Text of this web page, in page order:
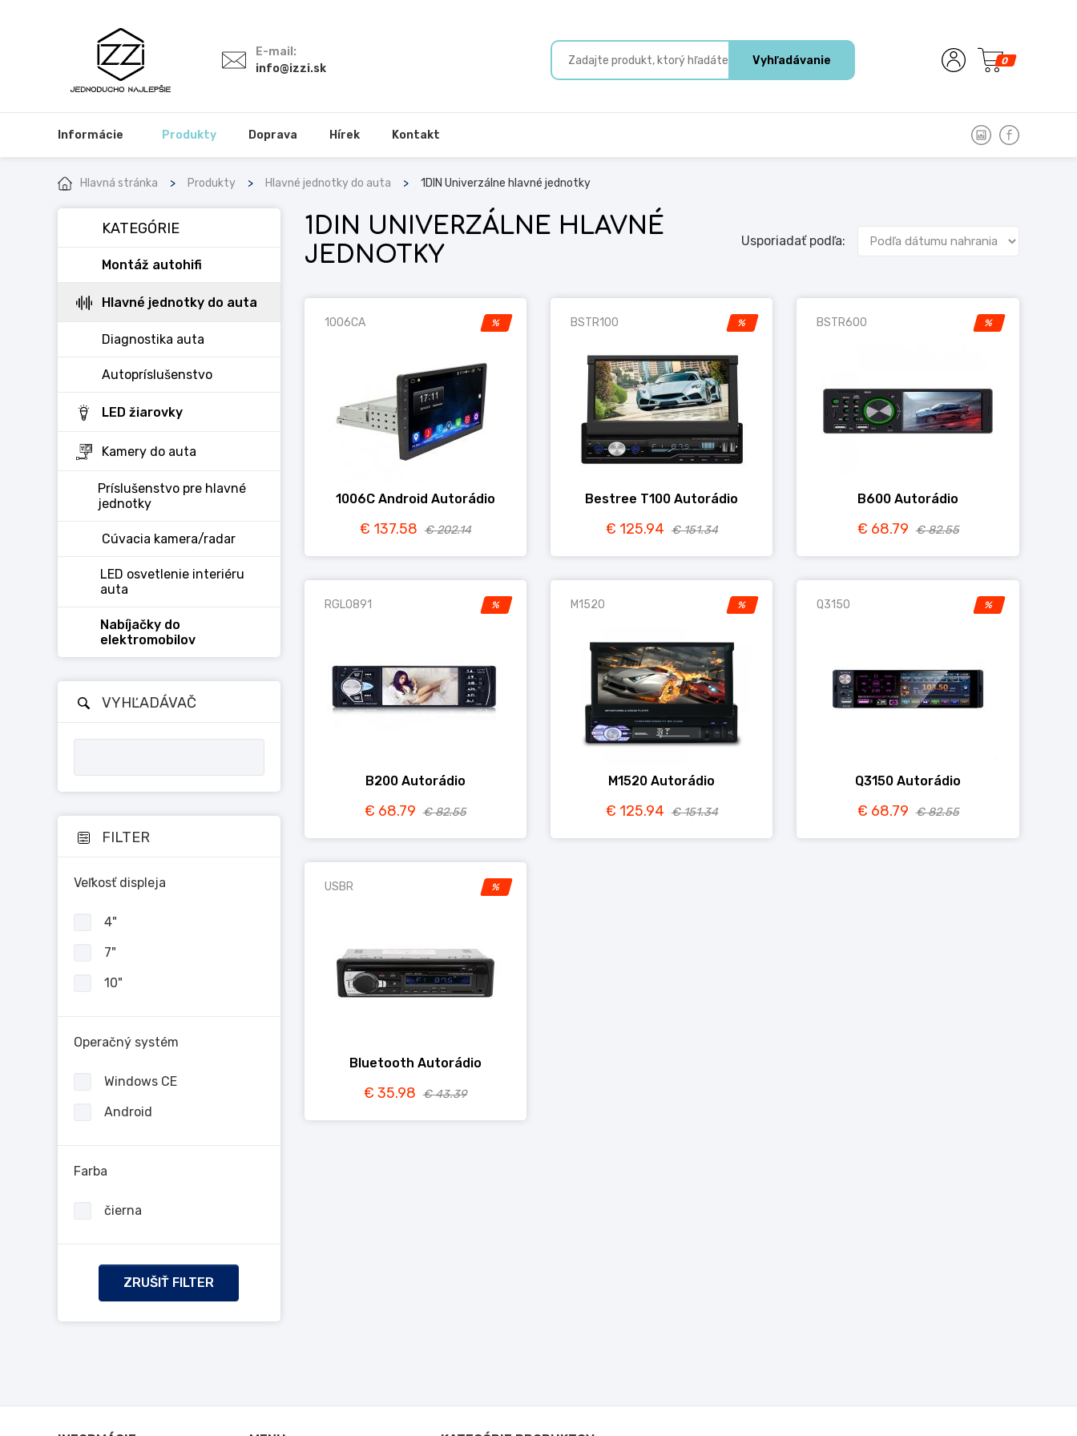
E-mail:
info@izzi.sk
Vyhľadávanie 0
Informácie Produkty Doprava Hírek Kontakt
Hlavná stránka Produkty Hlavné jednotky do auta 1DIN Univerzálne hlavné jednotky
KATEGÓRIE
Montáž autohifi
Hlavné jednotky do auta
Diagnostika auta
Autopríslušenstvo
LED žiarovky
Kamery do auta
Príslušenstvo pre hlavné
jednotky
Cúvacia kamera/radar
LED osvetlenie interiéru
auta
Nabíjačky do
elektromobilov
VYHĽADÁVAČ
FILTER
Veľkosť displeja
4"
7"
10"
Operačný systém
Windows CE
Android
Farba
čierna
ZRUŠIŤ FILTER
1DIN UNIVERZÁLNE HLAVNÉ
JEDNOTKY
Usporiadať podľa:
%
1006CA
1006C Android Autorádio
€ 137.58 € 202.14
%
BSTR100
Bestree T100 Autorádio
€ 125.94 € 151.34
%
BSTR600
B600 Autorádio
€ 68.79 € 82.55
%
RGL0891
B200 Autorádio
€ 68.79 € 82.55
%
M1520
M1520 Autorádio
€ 125.94 € 151.34
%
Q3150
Q3150 Autorádio
€ 68.79 € 82.55
%
USBR
Bluetooth Autorádio
€ 35.98 € 43.39